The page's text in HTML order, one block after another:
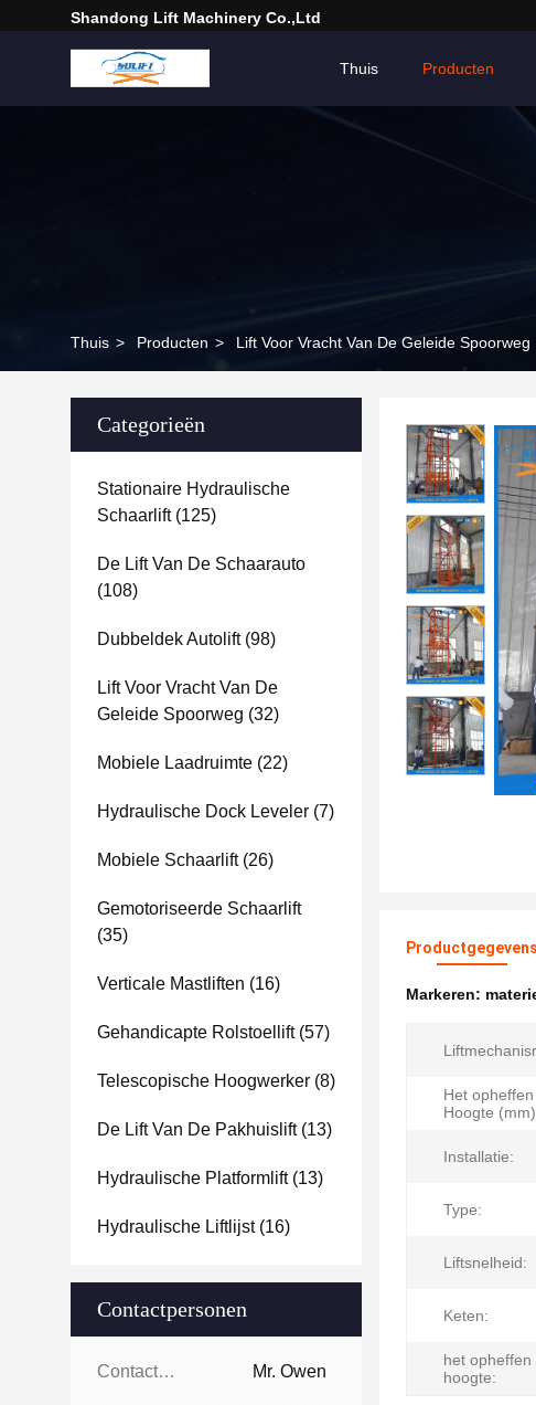
Shandong Lift Machinery Co.,Ltd
Thuis Producten
Thuis > Producten > Lift Voor Vracht Van De Geleide Spoorweg
Categorieën
Stationaire Hydraulische
Schaarlift(125)
De Lift Van De Schaarauto
(108)
Dubbeldek Autolift(98)
Lift Voor Vracht Van De
Geleide Spoorweg (32)
Mobiele Laadruimte (22)
Hydraulische Dock Leveler (7)
Mobiele Schaarlift(26)
Gemotoriseerde Schaarlift
(35)
Verticale Mastliften (16)
Gehandicapte Rolstoellift(57)
Telescopische Hoogwerker (8)
De Lift Van De Pakhuislift(13)
Hydraulische Platformlift(13)
Hydraulische Liftlijst(16)
Contactpersonen
Contactpersonen: Mr. Owen
Productgegevens
Markeren:
Het opheffen
Hoogte
Installatie:
Type:
Liftsnelheid:
Keten:
het opheffen
hoogte: